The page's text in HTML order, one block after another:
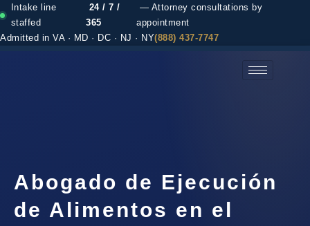
Intake line
staffed
24 / 7 /
365
— Attorney consultations by
appointment
Admitted in VA · MD · DC · NJ · NY(888) 437-7747
Abogado de Ejecución
de Alimentos en el